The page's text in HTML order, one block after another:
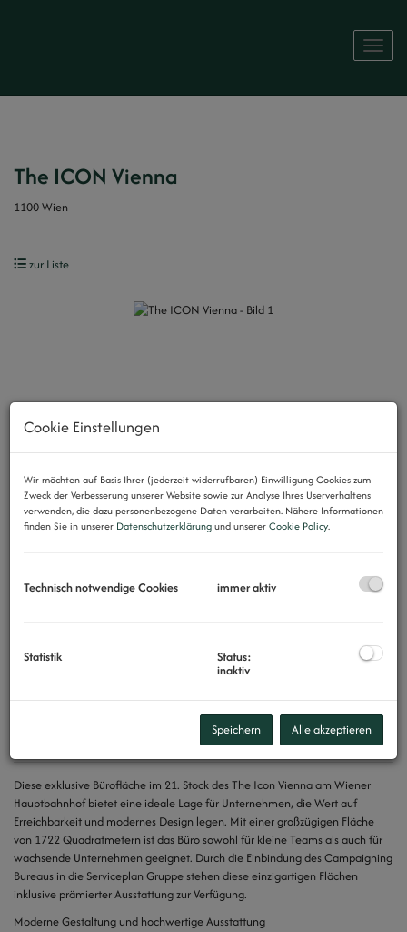
The ICON Vienna
1100 Wien
zur Liste
Diese exklusive Bürofläche im 21. Stock des The Icon Vienna am Wiener
Hauptbahnhof bietet eine ideale Lage für Unternehmen, die Wert auf
Erreichbarkeit und modernes Design legen. Mit einer großzügigen Fläche
von 1722 Quadratmetern ist das Büro sowohl für kleine Teams als auch für
wachsende Unternehmen geeignet. Durch die Einbindung des Campaigning
Bureaus in die Serviceplan Gruppe stehen diese einzigartigen Flächen
inklusive prämierter Ausstattung zur Verfügung.
Moderne Gestaltung und hochwertige Ausstattung
Cookie Einstellungen
Wir möchten auf Basis Ihrer (jederzeit widerrufbaren) Einwilligung Cookies zum
Zweck der Verbesserung unserer Website sowie zur Analyse Ihres Userverhaltens
verwenden, die dazu personenbezogene Daten verarbeiten. Nähere Informationen
finden Sie in unserer Datenschutzerklärungund unsererCookie Policy.
Technisch notwendige Cookies immer aktiv
Statistik Status:
inaktiv
Speichern Alle akzeptieren